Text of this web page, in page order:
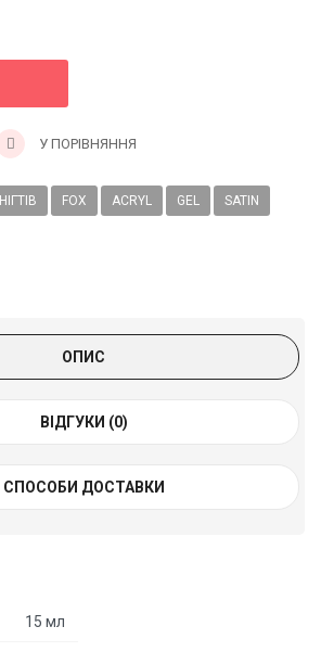
У ПОРІВНЯННЯ
НІГТІВ FOX ACRYL GEL SATIN
ОПИС
ВІДГУКИ (0)
СПОСОБИ ДОСТАВКИ
15 мл